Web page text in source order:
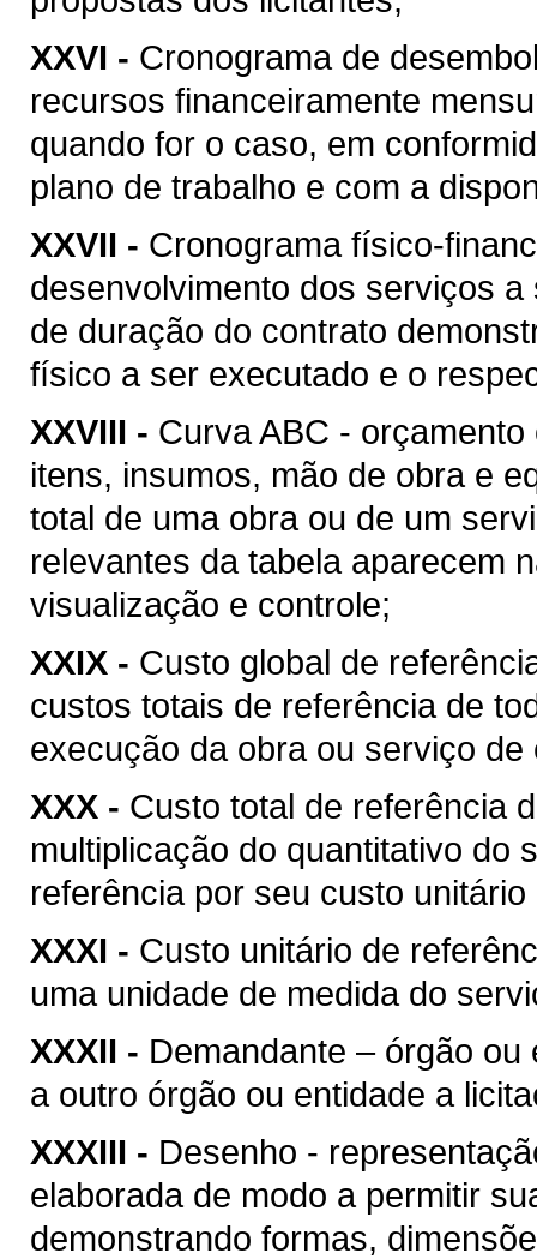
XXVI - Cronograma de
recursos financeiramente
quando for o caso, em
plano de trabalho e com a
XXVII - Cronograma físico-
desenvolvimento dos serviços
de duração do contrato
físico a ser executado e o
XXVIII - Curva ABC -
itens, insumos, mão de obra e
total de uma obra ou de um
relevantes da tabela aparecem
visualização e controle;
XXIX - Custo global de
custos totais de referência de
execução da obra ou serviço
XXX - Custo total de referência
multiplicação do quantitativo do
referência por seu custo
XXXI - Custo unitário de
uma unidade de medida do
XXXII - Demandante – órgão
a outro órgão ou entidade a
XXXIII - Desenho -
elaborada de modo a permitir
demonstrando formas,